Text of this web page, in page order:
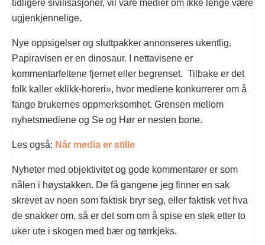
tidligere sivilisasjoner, vil våre medier om ikke lenge være
ugjenkjennelige.
Nye oppsigelser og sluttpakker annonseres ukentlig.
Papiravisen er en dinosaur. I nettavisene er
kommentarfeltene fjernet eller begrenset. Tilbake er det
folk kaller «klikk-horeri», hvor mediene konkurrerer om å
fange brukernes oppmerksomhet. Grensen mellom
nyhetsmediene og Se og Hør er nesten borte.
Les også: Når media er stille
Nyheter med objektivitet og gode kommentarer er som
nålen i høystakken. De få gangene jeg finner en sak
skrevet av noen som faktisk bryr seg, eller faktisk vet hva
de snakker om, så er det som om å spise en stek etter to
uker ute i skogen med bær og tørrkjeks.